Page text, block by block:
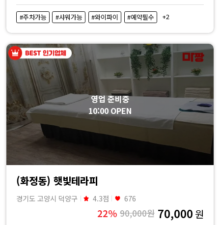
#주차가능 #샤워가능 #와이파이 #예약필수 +2
영업 준비중
10:00 OPEN
(화정동) 햇빛테라피
경기도 고양시 덕양구 4.3점 676
22% 90,000원 70,000 원